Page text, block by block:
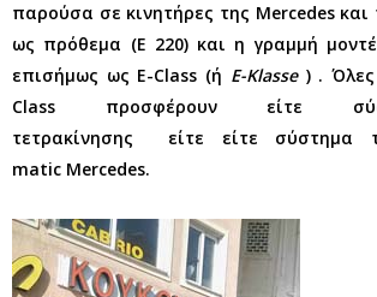
παρούσα σε κινητήρες της Mercedes και
ως πρόθεμα (E 220) και η γραμμή
επισήμως ως E-Class (ή E-Klasse) . Όλες
Class προσφέρουν είτε
τετρακίνησης είτε είτε σύστημα
matic Mercedes.